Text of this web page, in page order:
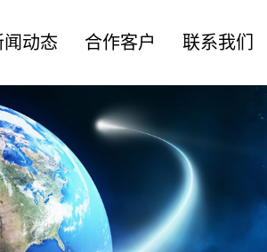
闻动态 合作客户 联系我们